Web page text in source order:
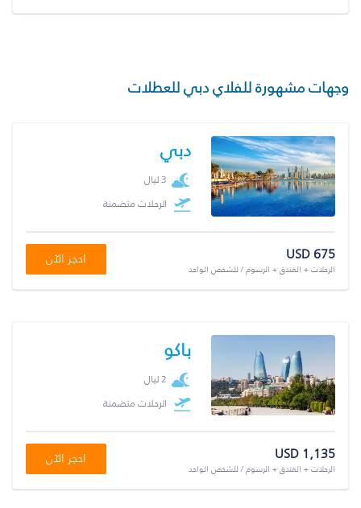
وجهات مشهورة للفلاي دبي للعطلات
دبي
3 ليال
الرحلات متضمنة
USD 675
الرحلات + الفندق + الرسوم / للشخص الواحد
احجز الآن
باكو
2 ليال
الرحلات متضمنة
USD 1,135
الرحلات + الفندق + الرسوم / للشخص الواحد
احجز الآن